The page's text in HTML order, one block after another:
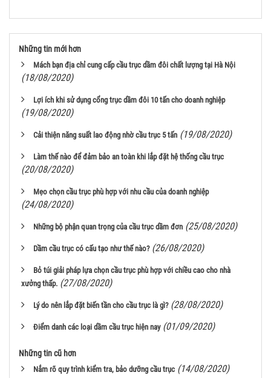
Những tin mới hơn
Mách bạn địa chỉ cung cấp cầu trục dầm đôi chất lượng tại Hà Nội
(18/08/2020)
Lợi ích khi sử dụng cổng trục dầm đôi 10 tấn cho doanh nghiệp
(19/08/2020)
Cải thiện năng suất lao động nhờ cầu trục 5 tấn (19/08/2020)
Làm thế nào để đảm bảo an toàn khi lắp đặt hệ thống cầu trục
(20/08/2020)
Mẹo chọn cầu trục phù hợp với nhu cầu của doanh nghiệp
(24/08/2020)
Những bộ phận quan trọng của cầu trục dầm đơn (25/08/2020)
Dầm cầu trục có cấu tạo như thế nào? (26/08/2020)
Bỏ túi giải pháp lựa chọn cầu trục phù hợp với chiều cao cho nhà
xưởng thấp. (27/08/2020)
Lý do nên lắp đặt biến tần cho cầu trục là gì? (28/08/2020)
Điểm danh các loại dầm cầu trục hiện nay (01/09/2020)
Những tin cũ hơn
Nắm rõ quy trình kiểm tra, bảo dưỡng cầu trục (14/08/2020)